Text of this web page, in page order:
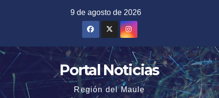
9 de agosto de 2026
Portal Noticias
Región del Maule